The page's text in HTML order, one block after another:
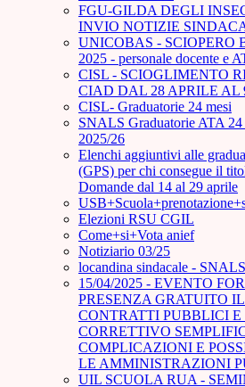
FGU-GILDA DEGLI
INVIO NOTIZIE
UNICOBAS - SCIOPERO
2025 - personale docente e
CISL - SCIOGLIMENTO
CIAD DAL 28 APRILE AL
CISL- Graduatorie 24 mesi
SNALS Graduatorie ATA
2025/26
Elenchi aggiuntivi alle
(GPS) per chi consegue il
Domande dal 14 al 29 aprile
Elezioni RSU CGIL
Come+si+Vota anief
Notiziario 03/25
locandina sindacale -
15/04/2025 - EVENTO
PRESENZA GRATUITO
CONTRATTI PUBBLICI E
CORRETTIVO
COMPLICAZIONI E
LE AMMINISTRAZIONI
UIL SCUOLA RUA -